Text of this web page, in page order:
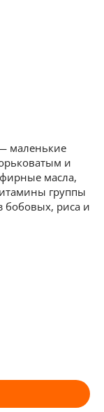
маленькие
и
масла,
группы
бобовых, риса и